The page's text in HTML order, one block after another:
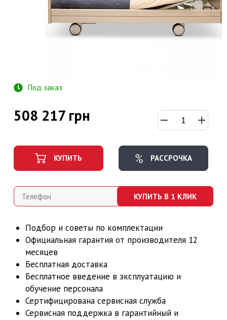
Под заказ
508 217 грн
КУПИТЬ РАССРОЧКА
КУПИТЬ В 1 КЛИК
Подбор и советы по комплектации
Официальная гарантия от производителя 12
месяцев
Бесплатная доставка
Бесплатное введение в эксплуатацию и
обучение персонала
Сертифицирована сервисная служба
Сервисная поддержка в гарантийный и